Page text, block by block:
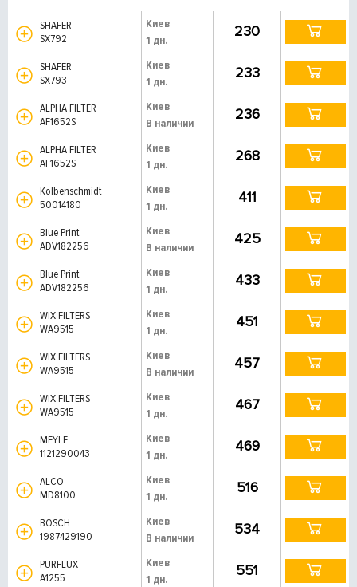
SHAFER
SX792
Киев
1 дн.
230
SHAFER
SX793
Киев
1 дн.
233
ALPHA FILTER
AF1652S
Киев
В наличии
236
ALPHA FILTER
AF1652S
Киев
1 дн.
268
Kolbenschmidt
50014180
Киев
1 дн.
411
Blue Print
ADV182256
Киев
В наличии
425
Blue Print
ADV182256
Киев
1 дн.
433
WIX FILTERS
WA9515
Киев
1 дн.
451
WIX FILTERS
WA9515
Киев
В наличии
457
WIX FILTERS
WA9515
Киев
1 дн.
467
MEYLE
1121290043
Киев
1 дн.
469
ALCO
MD8100
Киев
1 дн.
516
BOSCH
1987429190
Киев
В наличии
534
PURFLUX
A1255
Киев
1 дн.
551